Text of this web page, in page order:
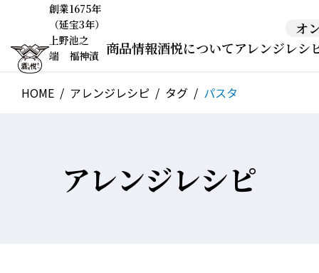
創業1675年
（延宝3年）
上野池之
端 福神漬
オ
商品情報酒悦についてアレンジレシ
HOME アレンジレシピ タグ パスタ
アレンジレシピ